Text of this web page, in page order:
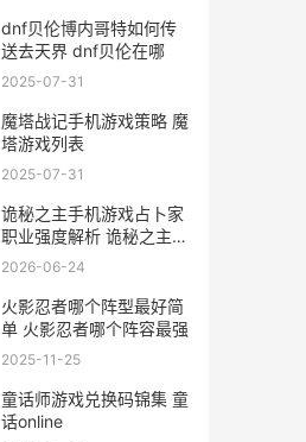
dnf贝伦博内哥特如何传
送去天界 dnf贝伦在哪
2025-07-31
魔塔战记手机游戏策略 魔
塔游戏列表
2025-07-31
诡秘之主手机游戏占卜家
职业强度解析 诡秘之主手
游官网
2026-06-24
火影忍者哪个阵型最好简
单 火影忍者哪个阵容最强
2025-11-25
童话师游戏兑换码锦集 童
话online